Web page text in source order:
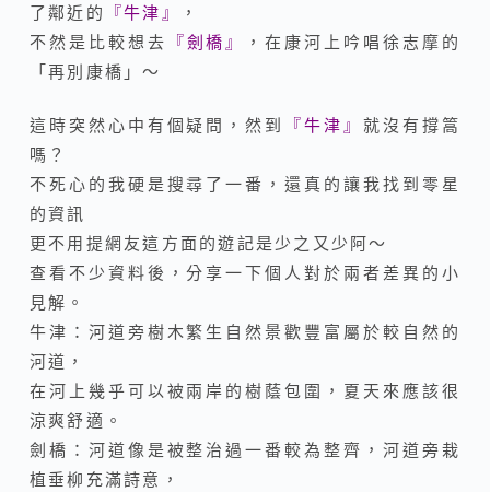
了鄰近的
『牛津 』
，
不然是比較想去
『劍橋 』 ，在康河上吟唱徐志摩的
「再別康橋」～
這時突然心中有個疑問，然到 『牛津』就沒有撐篙
嗎？
不死心的我硬是搜尋了一番，還真的讓我找到零星
的資訊
更不用提網友這方面的遊記是少之又少阿～
查看不少資料後，分享一下個人對於兩者差異的小
見解。
牛津：河道旁樹木繁生自然景歡豐富屬於較自然的
河道，
在河上幾乎可以被兩岸的樹蔭包圍，夏天來應該很
涼爽舒適。
劍橋：河道像是被整治過一番較為整齊，河道旁栽
植垂柳充滿詩意，